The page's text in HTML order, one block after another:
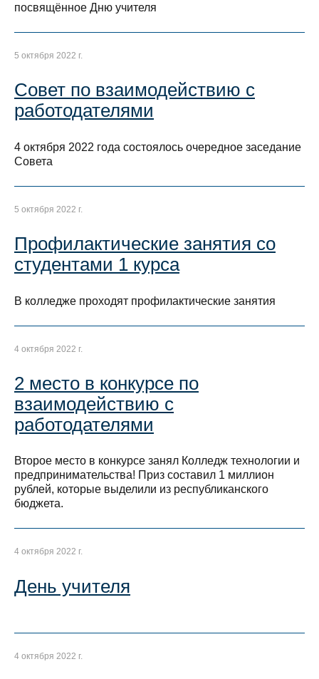
посвящённое Дню учителя
5 октября 2022 г.
Совет по взаимодействию с
работодателями
4 октября 2022 года состоялось очередное заседание
Совета
5 октября 2022 г.
Профилактические занятия со
студентами 1 курса
В колледже проходят профилактические занятия
4 октября 2022 г.
2 место в конкурсе по
взаимодействию с
работодателями
Второе место в конкурсе занял Колледж технологии и
предпринимательства! Приз составил 1 миллион
рублей, которые выделили из республиканского
бюджета.
4 октября 2022 г.
День учителя
4 октября 2022 г.